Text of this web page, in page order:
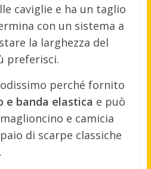
caviglie e ha un taglio
con un sistema a
la larghezza del
preferisci.
perché fornito
e banda elastica e può
e camicia
di scarpe classiche